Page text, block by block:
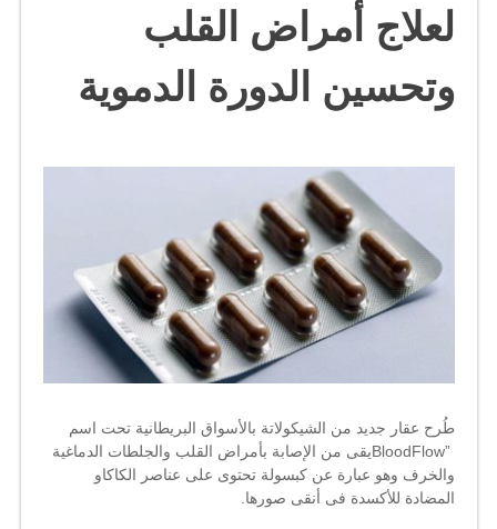
لعلاج أمراض القلب
وتحسين الدورة الدموية
طُرح عقار جديد من الشيكولاتة بالأسواق البريطانية تحت اسم
BloodFlow”يقى من الإصابة بأمراض القلب والجلطات الدماغية
والخرف وهو عبارة عن كبسولة تحتوى على عناصر الكاكاو
المضادة للأكسدة فى أنقى صورها.